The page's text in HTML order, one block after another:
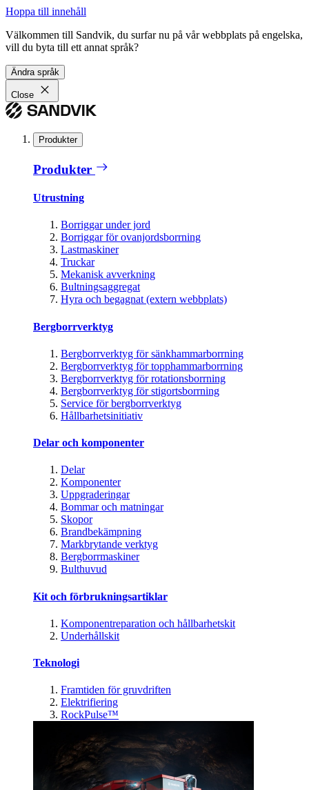
Hoppa till innehåll
Välkommen till Sandvik, du surfar nu på vår webbplats på engelska,
vill du byta till ett annat språk?
Ändra språk
Close
Produkter
Produkter
Utrustning
Borriggar under jord
Borriggar för ovanjordsborrning
Lastmaskiner
Truckar
Mekanisk avverkning
Bultningsaggregat
Hyra och begagnat (extern webbplats)
Bergborrverktyg
Bergborrverktyg för sänkhammarborrning
Bergborrverktyg för topphammarborrning
Bergborrverktyg för rotationsborrning
Bergborrverktyg för stigortsborrning
Service för bergborrverktyg
Hållbarhetsinitiativ
Delar och komponenter
Delar
Komponenter
Uppgraderingar
Bommar och matningar
Skopor
Brandbekämpning
Markbrytande verktyg
Bergborrmaskiner
Bulthuvud
Kit och förbrukningsartiklar
Komponentreparation och hållbarhetskit
Underhållskit
Teknologi
Framtiden för gruvdriften
Elektrifiering
RockPulse™